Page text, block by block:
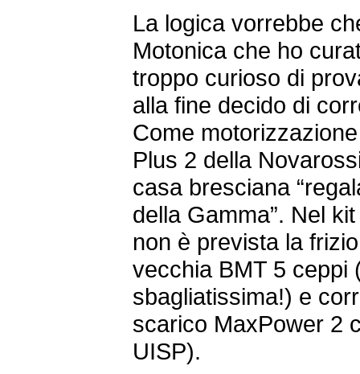
La logica vorrebbe
Motonica che ho
troppo curioso di
alla fine decido di
Come
Plus 2 della
casa bresciana
della Gamma”. Nel
non è prevista la
vecchia BMT 5 ceppi
sbagliatissima!) e
scarico MaxPower 2
UISP).